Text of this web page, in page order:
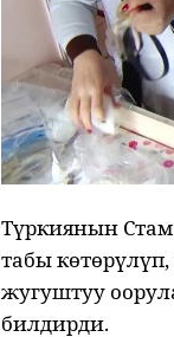
Түркиянын
табы
жугуштуу
билдирди.